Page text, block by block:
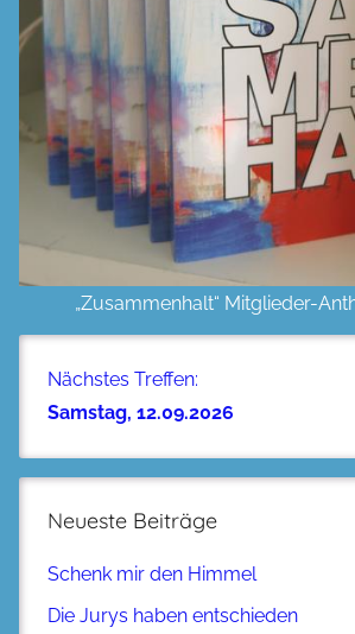
„Zusammenhalt“ Mitglieder-
Nächstes Treffen:
Samstag, 12.09.2026
Neueste Beiträge
Schenk mir den Himmel
Die Jurys haben entschieden